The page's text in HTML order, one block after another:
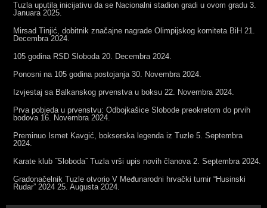
Tuzla uputila inicijativu da se Nacionalni stadion gradi u ovom gradu 3.
Januara 2025.
Mirsad Tinjić, dobitnik značajne nagrade Olimpijskog komiteta BiH 21.
Decembra 2024.
105 godina RSD Sloboda 20. Decembra 2024.
Ponosni na 105 godina postojanja 30. Novembra 2024.
Izvjestaj sa Balkanskog prvenstva u boksu 22. Novembra 2024.
Prva pobjeda u prvenstvu: Odbojkašice Slobode preokretom do prvih
bodova 16. Novembra 2024.
Preminuo Ismet Kavgić, bokserska legenda iz Tuzle 5. Septembra
2024.
Karate klub ˝Sloboda˝ Tuzla vrši upis novih članova 2. Septembra 2024.
Gradonačelnik Tuzle otvorio V Međunarodni hrvački turnir “Husinski
Rudar” 2024 25. Augusta 2024.